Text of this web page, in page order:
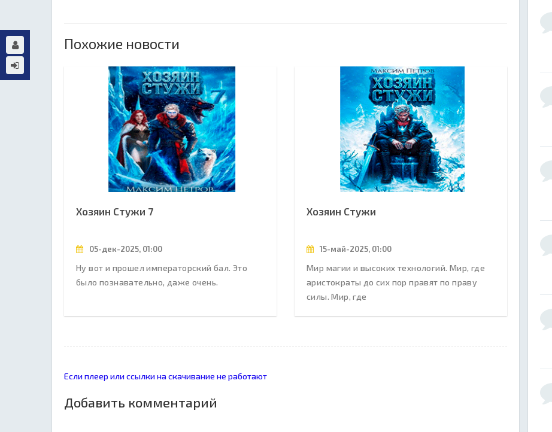
Похожие новости
Хозяин Стужи 7
05-дек-2025, 01:00
Ну вот и прошел императорский бал. Это
было познавательно, даже очень.
Хозяин Стужи
15-май-2025, 01:00
Мир магии и высоких технологий. Мир, где
аристократы до сих пор правят по праву
силы. Мир, где
Если плеер или ссылки на скачивание не работают
Добавить комментарий